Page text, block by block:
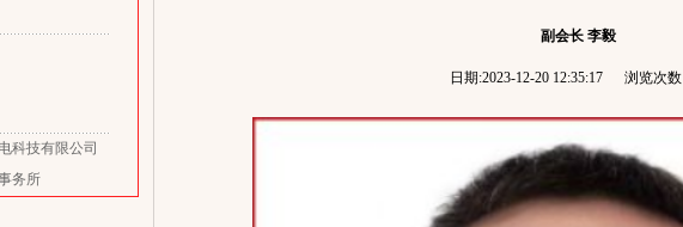
科技有限公司
务所
副会长 李毅
日期:2023-12-20 12:35:17 浏览次数